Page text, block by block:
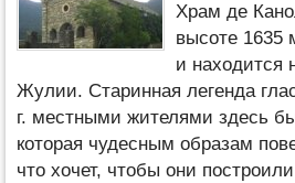
Храм де
высоте 1635
и находится
Жулии. Старинная легенда
г. местными жителями здесь
которая чудесным образам
что хочет, чтобы они